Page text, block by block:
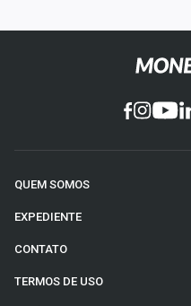
QUEM SOMOS
EXPEDIENTE
CONTATO
TERMOS DE USO